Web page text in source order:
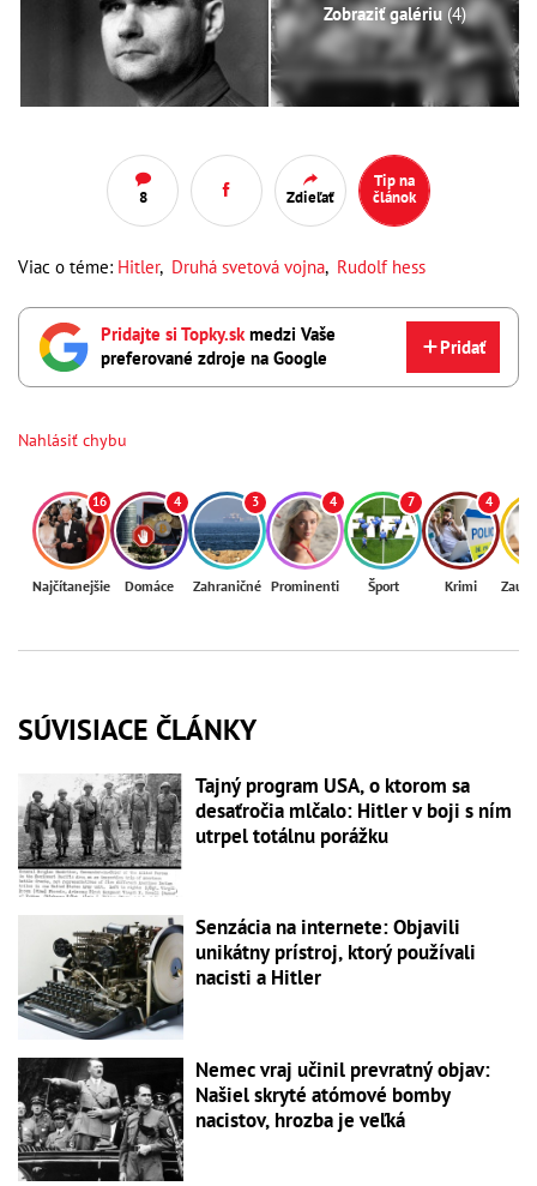
Zobraziť galériu (4)
8 Zdieľať
Tip na
článok
Viac o téme: Hitler, Druhá svetová vojna, Rudolf hess
Pridajte si Topky.skmedzi Vaše
preferované zdroje na Google
Pridať
Nahlásiť chybu
16
Najčítanejšie
4
Domáce
3
Zahraničné
4
Prominenti
7
Šport
4
Krimi
SÚVISIACE ČLÁNKY
Tajný program USA, o ktorom sa
desaťročia mlčalo: Hitler v boji s ním
utrpel totálnu porážku
Senzácia na internete: Objavili
unikátny prístroj, ktorý používali
nacisti a Hitler
Nemec vraj učinil prevratný objav:
Našiel skryté atómové bomby
nacistov, hrozba je veľká